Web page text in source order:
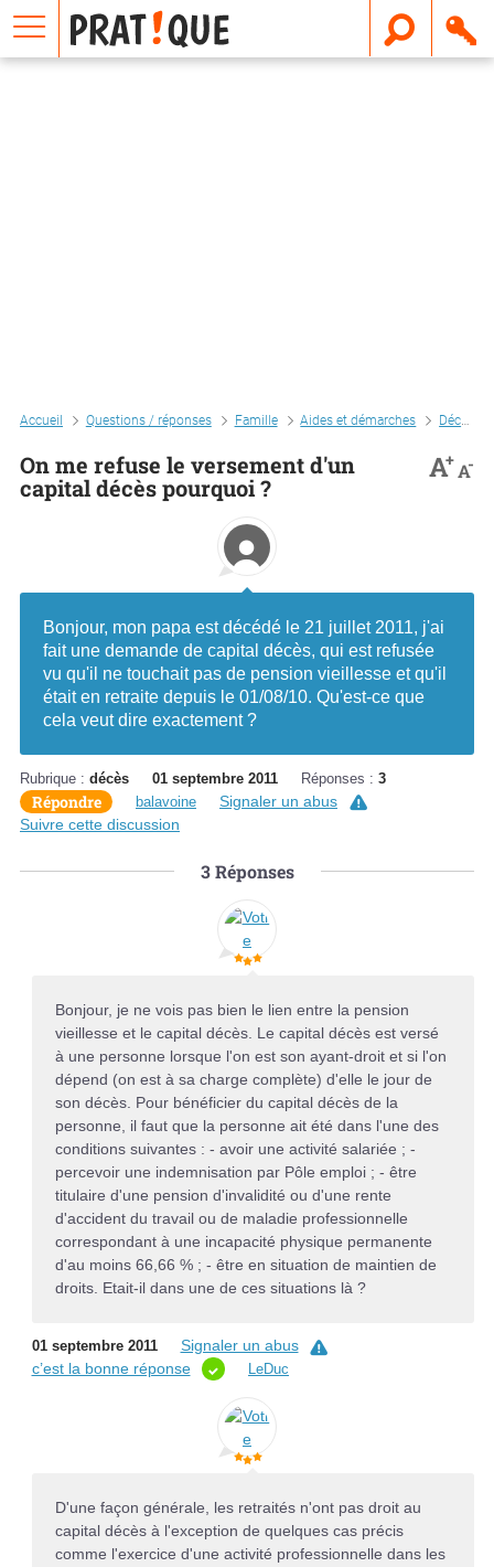
Accueil Questions / réponses Famille Aides et démarches Décès
On me refuse le versement d'un
capital décès pourquoi ?
A+A-
Bonjour, mon papa est décédé le 21 juillet 2011, j'ai
fait une demande de capital décès, qui est refusée
vu qu'il ne touchait pas de pension vieillesse et qu'il
était en retraite depuis le 01/08/10. Qu'est-ce que
cela veut dire exactement ?
Rubrique : décès 01 septembre 2011 Réponses : 3
Répondre balavoine
Signaler un abus
Suivre cette discussion
3Réponses
Bonjour, je ne vois pas bien le lien entre la pension
vieillesse et le capital décès. Le capital décès est versé
à une personne lorsque l'on est son ayant-droit et si l'on
dépend (on est à sa charge complète) d'elle le jour de
son décès. Pour bénéficier du capital décès de la
personne, il faut que la personne ait été dans l'une des
conditions suivantes : - avoir une activité salariée ; -
percevoir une indemnisation par Pôle emploi ; - être
titulaire d'une pension d'invalidité ou d'une rente
d'accident du travail ou de maladie professionnelle
correspondant à une incapacité physique permanente
d'au moins 66,66 % ; - être en situation de maintien de
droits. Etait-il dans une de ces situations là ?
01 septembre 2011
Signaler un abus
c’est la bonne réponse
LeDuc
D'une façon générale, les retraités n'ont pas droit au
capital décès à l'exception de quelques cas précis
comme l'exercice d'une activité professionnelle dans les
E
m
a